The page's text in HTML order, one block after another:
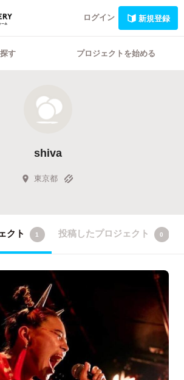
ログイン 新規登録
す プロジェクトを始める
shiva
東京都
クト 1 投稿したプロジェクト 0